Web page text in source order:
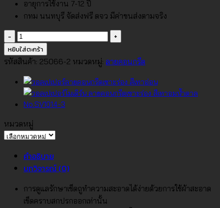
อายุการใช้งาน 7-12 ปี
กทม นนทบุรี จัดส่งฟรี ตจว มีค่าขนส่งตามจริง
จำนวน
วอลเปเปอร์
ลาย
เซาะ
ร่อง
สี
เทา
เข้ม
2
ชิ้น
หยิบใส่ตะกร้า
รหัสสินค้า: 25066-2 หมวดหมู่: ลายคอนกรีต
หมวดหมู่
หมวด
คำอธิบาย
บทวิจารณ์ (0)
การดูแลรักษาเช็ดถูทำความสะอาดได้ง่ายด้วยการใช้ผ้าสะอาด
เช็ดคราบสกปรกออกเท่านั้น